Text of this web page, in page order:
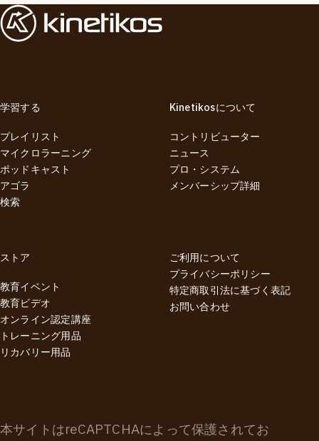
学習する
プレイリスト
マイクロラーニング
ポッドキャスト
アゴラ
検索
Kinetikosについて
コントリビューター
ニュース
プロ・システム
メンバーシップ詳細
ストア
教育イベント
教育ビデオ
オンライン認定講座
トレーニング用品
リカバリー用品
ご利用について
プライバシーポリシー
特定商取引法に基づく表記
お問い合わせ
本サイトはreCAPTCHAによって保護されてお